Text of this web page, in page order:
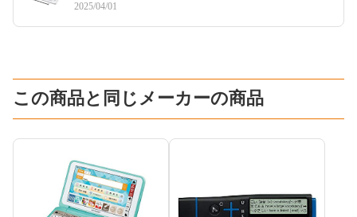
2025/04/01
この商品と同じメーカーの商品